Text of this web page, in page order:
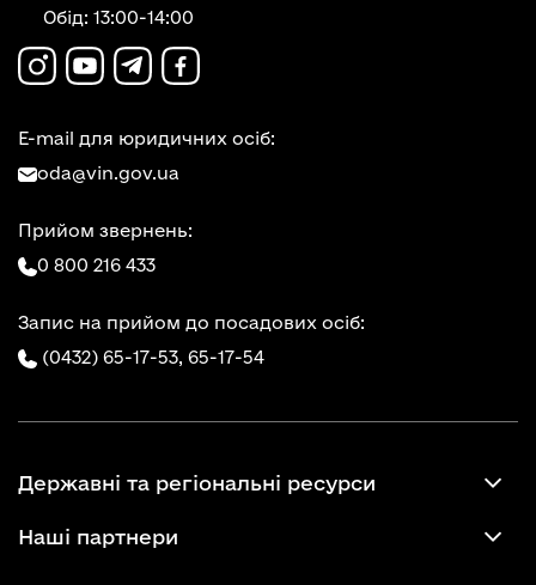
Обід: 13:00-14:00
E-mail для юридичних осіб:
oda@vin.gov.ua
Прийом звернень:
0 800 216 433
Запис на прийом до посадових осіб:
(0432) 65-17-53, 65-17-54
Державні та регіональні ресурси
Наші партнери